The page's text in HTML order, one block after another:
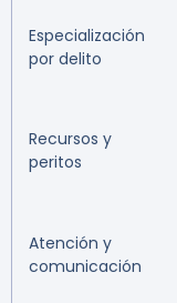
Especialización
por delito
Recursos y
peritos
Atención y
comunicación